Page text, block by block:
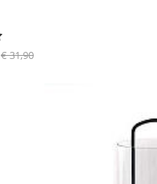
€ 31,90